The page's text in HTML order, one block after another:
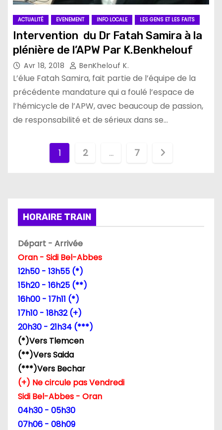
ACTUALITÉ EVENEMENT INFO LOCALE LES GENS ET LES FAITS
Intervention du Dr Fatah Samira à la
plénière de l’APW Par K.Benkhelouf
Avr 18, 2018 BenKhelouf K.
L’élue Fatah Samira, fait partie de l’équipe de la
précédente mandature qui a foulé l’espace de
l’hémicycle de l’APW, avec beaucoup de passion,
de responsabilité et de sérieux dans se…
i
a
t
i
o
n
d
e
s
p
1 2 … 7
HORAIRE TRAIN
Départ - Arrivée
Oran - Sidi Bel-Abbes
12h50 - 13h55 (*)
15h20 - 16h25 (**)
16h00 - 17h11 (*)
17h10 - 18h32 (+)
20h30 - 21h34 (***)
(*)Vers Tlemcen
(**)Vers Saida
(***)Vers Bechar
(+) Ne circule pas Vendredi
Sidi Bel-Abbes - Oran
04h30 - 05h30
07h06 - 08h09